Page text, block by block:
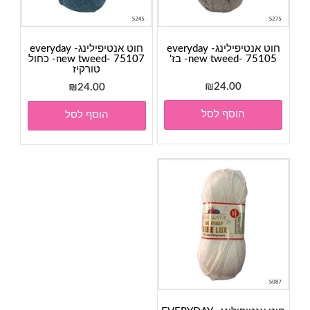
חוט אנטיפילינג- everyday
new tweed- 75107- כחול
טורקיז
₪24.00
הוסף לסל
חוט אנטיפילינג- everyday
new tweed- 75105- בז'
₪24.00
הוסף לסל